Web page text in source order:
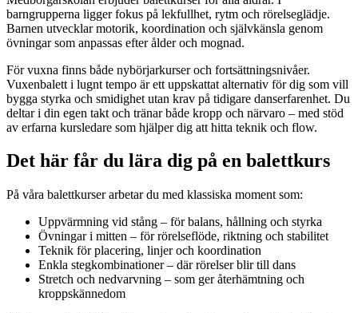
barngrupperna ligger fokus på lekfullhet, rytm och rörelseglädje.
Barnen utvecklar motorik, koordination och självkänsla genom
övningar som anpassas efter ålder och mognad.
För vuxna finns både nybörjarkurser och fortsättningsnivåer.
Vuxenbalett i lugnt tempo är ett uppskattat alternativ för dig som vill
bygga styrka och smidighet utan krav på tidigare danserfarenhet. Du
deltar i din egen takt och tränar både kropp och närvaro – med stöd
av erfarna kursledare som hjälper dig att hitta teknik och flow.
Det här får du lära dig på en balettkurs
På våra balettkurser arbetar du med klassiska moment som:
Uppvärmning vid stång – för balans, hållning och styrka
Övningar i mitten – för rörelseflöde, riktning och stabilitet
Teknik för placering, linjer och koordination
Enkla stegkombinationer – där rörelser blir till dans
Stretch och nedvarvning – som ger återhämtning och
kroppskännedom